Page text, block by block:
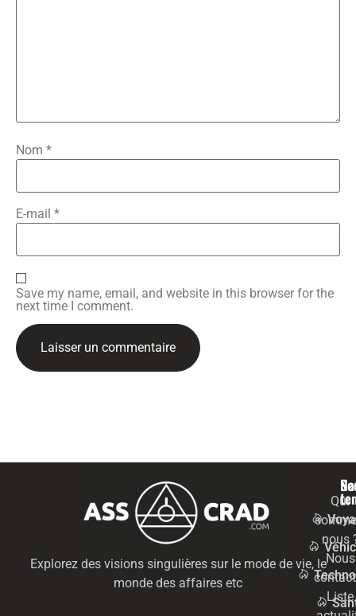
Nom *
E-mail *
Save my name, email, and website in this browser for the
next time I comment.
Explorez des visions singulières sur le mode de vie, le
monde des affaires etc
Qui
nous
Nous
Liste